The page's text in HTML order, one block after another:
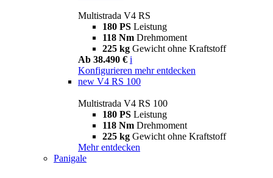
Multistrada V4 RS
180 PS Leistung
118 Nm Drehmoment
225 kg Gewicht ohne Kraftstoff
Ab 38.490 € i
Konfigurieren mehr entdecken
new V4 RS 100
Multistrada V4 RS 100
180 PS Leistung
118 Nm Drehmoment
225 kg Gewicht ohne Kraftstoff
Mehr entdecken
Panigale